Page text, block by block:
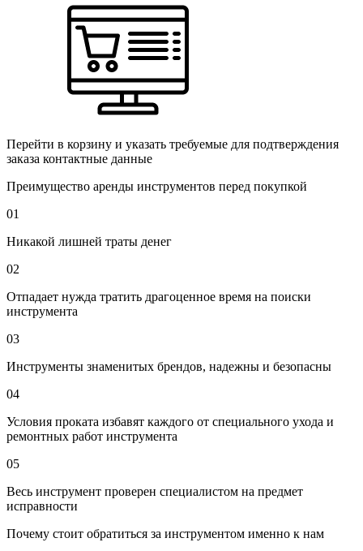
Перейти в корзину и указать требуемые для подтверждения
заказа контактные данные
Преимущество аренды инструментов перед покупкой
01
Никакой лишней траты денег
02
Отпадает нужда тратить драгоценное время на поиски
инструмента
03
Инструменты знаменитых брендов, надежны и безопасны
04
Условия проката избавят каждого от специального ухода и
ремонтных работ инструмента
05
Весь инструмент проверен специалистом на предмет
исправности
Почему стоит обратиться за инструментом именно к нам